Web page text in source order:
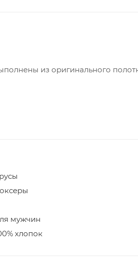
из оригинального
мужчин
хлопок